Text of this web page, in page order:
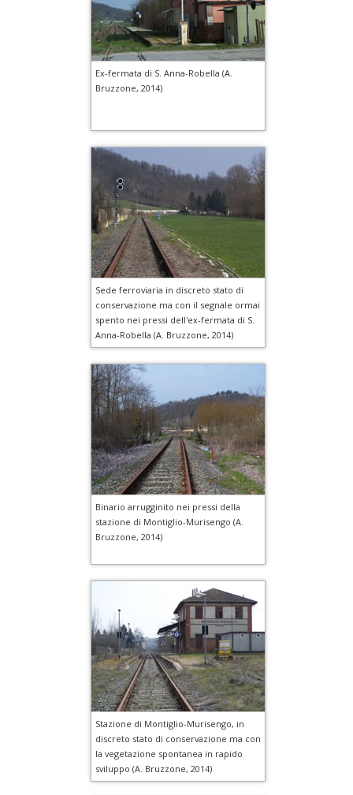
Ex-fermata di S. Anna-Robella (A.
Bruzzone, 2014)
Sede ferroviaria in discreto stato di
conservazione ma con il segnale ormai
spento nei pressi dell'ex-fermata di S.
Anna-Robella (A. Bruzzone, 2014)
Binario arrugginito nei pressi della
stazione di Montiglio-Murisengo (A.
Bruzzone, 2014)
Stazione di Montiglio-Murisengo, in
discreto stato di conservazione ma con
la vegetazione spontanea in rapido
sviluppo (A. Bruzzone, 2014)